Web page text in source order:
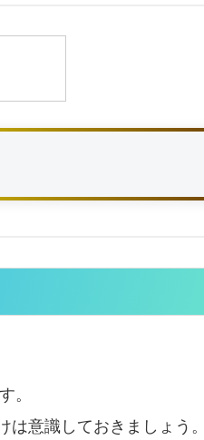
。
意識しておきましょう。